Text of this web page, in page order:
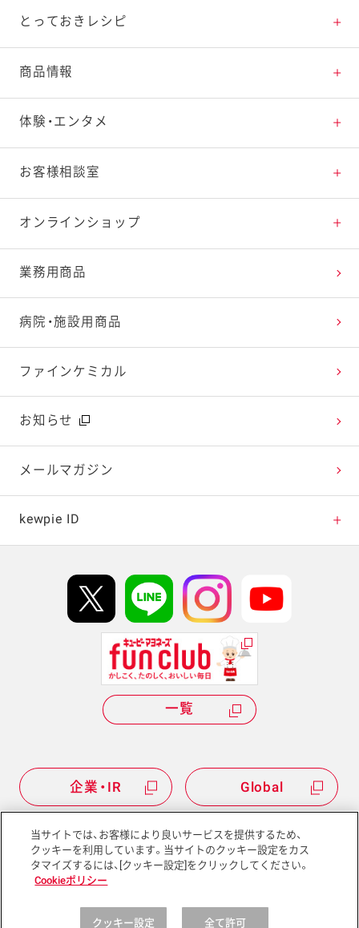
企業・IR Global
とっておきレシピ
とっておきレシピトップ
素材の知識
料理の基本
特集レシピ
レシピランキング
レシピ動画
今日のレシピギャラリー
商品情報
商品情報トップ
新商品・リニューアル品一覧
販売終了商品一覧
体験・エンタメ
体験・エンタメトップ
マヨテラス（見学施設）
オープンキッチン（工場見学）
深谷テラス ヤサイな仲間たちファーム
おたのしみコンテンツ
広告ギャラリー
テレビ・ラジオ
キャンペーン・イベント
お客様相談室
お客様相談室トップ
よくお寄せいただくご質問
お客様の声を活かしました
オンラインショップ
Qummy
キユーピーウエルネス
業務用商品
病院・施設用商品
ファインケミカル
お知らせ
メールマガジン
kewpie ID
Hi! kewpieについて
Qummyについて
一覧
サイトマップ サイトポリシー
当サイトでは、お客様により良いサービスを提供するため、
クッキーを利用しています。当サイトのクッキー設定をカス
タマイズするには、[クッキー設定]をクリックしてください。
Cookieポリシー
クッキー設定 全て許可